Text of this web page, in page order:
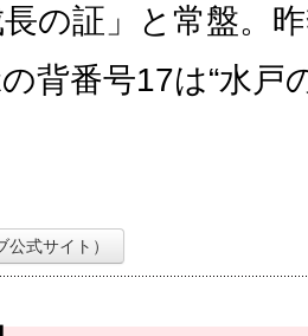
の証」と常盤。
背番号17は“水戸
式サイト）